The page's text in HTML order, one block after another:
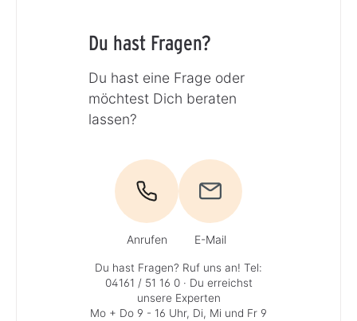
Du hast Fragen?
Du hast eine Frage oder
möchtest Dich beraten
lassen?
Anrufen E-Mail
Du hast Fragen? Ruf uns an! Tel:
04161 / 51 16 0· Du erreichst
unsere Experten
Mo + Do 9 - 16 Uhr, Di, Mi und Fr 9